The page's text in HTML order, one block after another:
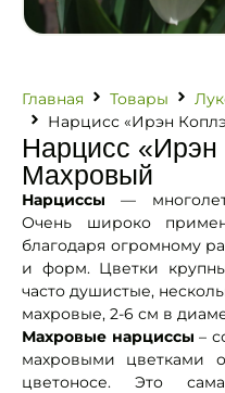
Главная Товары
Нарцисс «Ирэн
Нарцисс «Ирэн
Махровый
Нарциссы —
Очень широко
благодаря огромному
и форм. Цветки
часто душистые,
махровые, 2-6 см в
Махровые нарциссы –
махровыми цветками
цветоносе. Это